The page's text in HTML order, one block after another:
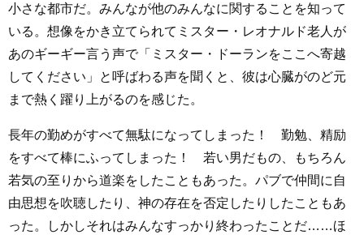
小さな都市だ。みんなが他のみんなに関することを知って
いる。想像をかき立てられてミスター・レオナルド老人が
あのギーギー言う声で「ミスター・ドーランをここへ寄越
してください」と呼ばわる声を聞くと、彼は心臓がのど元
まで熱く躍り上がるのを感じた。
長年の勤めがすべて無駄になってしまった！ 勤勉、精励
をすべて棒にふってしまった！ 若い男だもの、もちろん
若気の至りから道楽をしたこともあった。パブで仲間に自
由思想を吹聴したり、神の存在を否定したりしたこともあ
った。しかしそれはみんなすっかり終わったことだ……ほ